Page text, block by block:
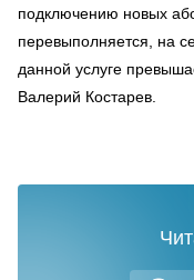
подключению новых
перевыполняется, на
данной услуге
Валерий Костарев.